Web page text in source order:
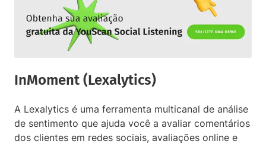
InMoment (Lexalytics)
A Lexalytics é uma ferramenta multicanal de análise
de sentimento que ajuda você a avaliar comentários
dos clientes em redes sociais, avaliações online e